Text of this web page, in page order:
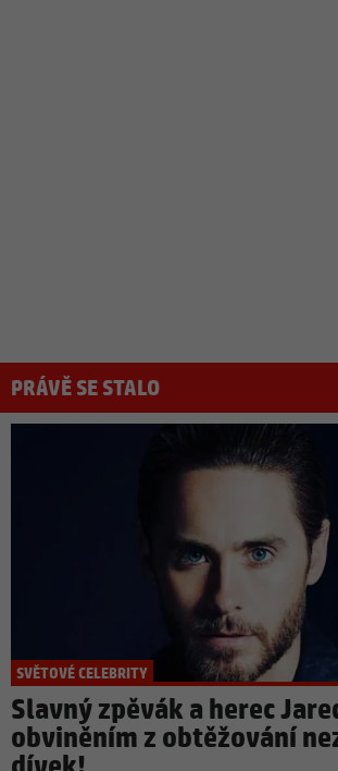
PRÁVĚ SE STALO
SVĚTOVÉ CELEBRITY
Slavný zpěvák a herec
obviněním z obtěžování